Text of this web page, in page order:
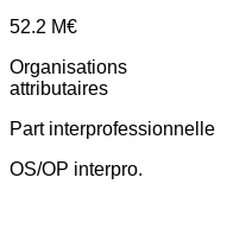
52.2 M€
Organisations
attributaires
Part interprofessionnelle
OS/OP interpro.